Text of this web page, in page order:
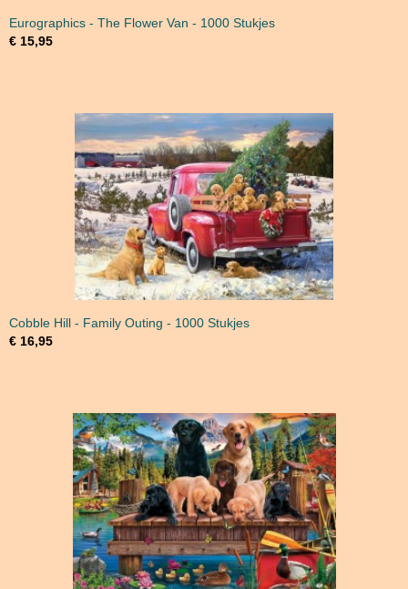
Eurographics - The Flower Van - 1000 Stukjes
€ 15,95
Cobble Hill - Family Outing - 1000 Stukjes
€ 16,95